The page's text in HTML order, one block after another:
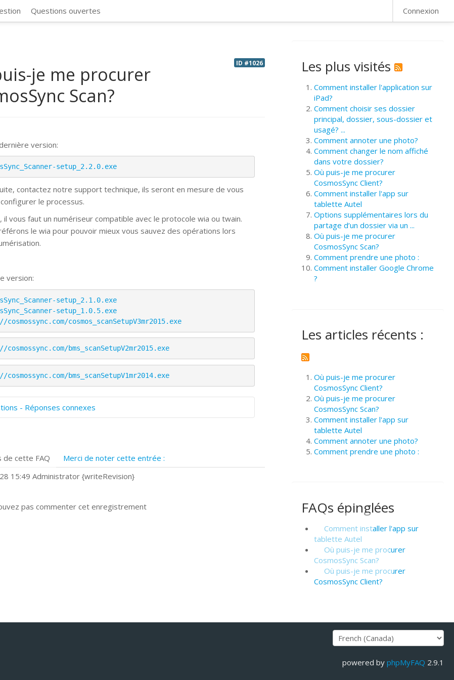
Questions ouvertes Connexion
ID #1026
je me procurer
Scan?
version:
setup_2.2.0.exe
contactez notre support technique, ils seront en mesure de vous
le processus.
il vous faut un numériseur compatible avec le protocole wia ou twain.
le wia pour pouvoir mieux vous sauvez des opérations lors
version:
setup_2.1.0.exe
setup_1.0.5.exe
cosmos_scanSetupV3mr2015.exe
bms_scanSetupV2mr2015.exe
bms_scanSetupV1mr2014.exe
- Réponses connexes
navigateurs web sont supportés ?
Comment installer Google Chrome ?
de cette FAQ
Merci de noter cette entrée :
15:49 Administrator {writeRevision}
pas commenter cet enregistrement
Les plus visités
Comment installer l'application sur
iPad?
Comment choisir ses dossier
principal, dossier, sous-dossier et
usagé? ...
Comment annoter une photo?
Comment changer le nom affiché
dans votre dossier?
Où puis-je me procurer
CosmosSync Client?
Comment installer l'app sur
tablette Autel
Options supplémentaires lors du
partage d’un dossier via un ...
Où puis-je me procurer
CosmosSync Scan?
Comment prendre une photo :
Comment installer Google Chrome
?
Les articles récents :
Où puis-je me procurer
CosmosSync Client?
Où puis-je me procurer
CosmosSync Scan?
Comment installer l'app sur
tablette Autel
Comment annoter une photo?
Comment prendre une photo :
FAQs épinglées
Comment installer l'app sur
tablette Autel
Où puis-je me procurer
CosmosSync Scan?
Où puis-je me procurer
CosmosSync Client?
powered by phpMyFAQ 2.9.1